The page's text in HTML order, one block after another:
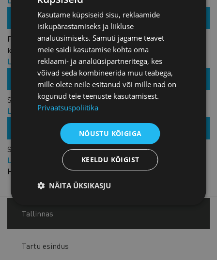
Hind: 550,00 € + KM
16.02.2022 /
Veebis
Praktilisi nõuandeid rikkumisest teavitamise kanali
käivitamiseks
Liikme hind: TASUTA
Hind: TASUTA
31.05.2022 /
Veebis
Sihtturg Jaapan – kuidas osaleda riigihangetel?
Liikme hind: TASUTA
05.04.2022 /
Veebis
Sihtturg Tšiili ja Kolumbia – kuidas osaleda riigihangetel?
Liikme hind: TASUTA
Hind: TASUTA
Tallinnas
Tartu esindus
Kasutame küpsiseid sisu, reklaamide
isikupärastamiseks ja liikluse
analüüsimiseks. Samuti jagame teavet
meie saidi kasutamise kohta oma
reklaami- ja analüüsipartneritega, kes
võivad seda kombineerida muu teabega,
mille olete neile esitanud või mille nad on
kogunud teie teenuste kasutamisest.
Privaatsuspoliitika
NÕUSTU KÕIGIGA
KEELDU KÕIGIST
NÄITA ÜKSIKASJU